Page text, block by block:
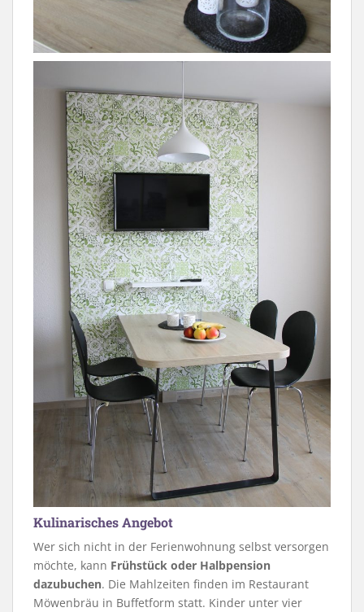
Kulinarisches Angebot
Wer sich nicht in der Ferienwohnung selbst versorgen
möchte, kann Frühstück oder Halbpension
dazubuchen. Die Mahlzeiten finden im Restaurant
Möwenbräu in Buffetform statt. Kinder unter vier